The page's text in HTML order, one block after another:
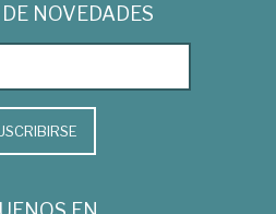
NOVEDADES